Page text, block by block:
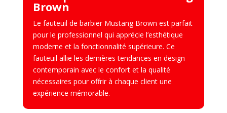
Brown
Le fauteuil de barbier Mustang Brown est parfait
pour le professionnel qui apprécie l’esthétique
moderne et la fonctionnalité supérieure. Ce
fauteuil allie les dernières tendances en design
contemporain avec le confort et la qualité
nécessaires pour offrir à chaque client une
expérience mémorable.